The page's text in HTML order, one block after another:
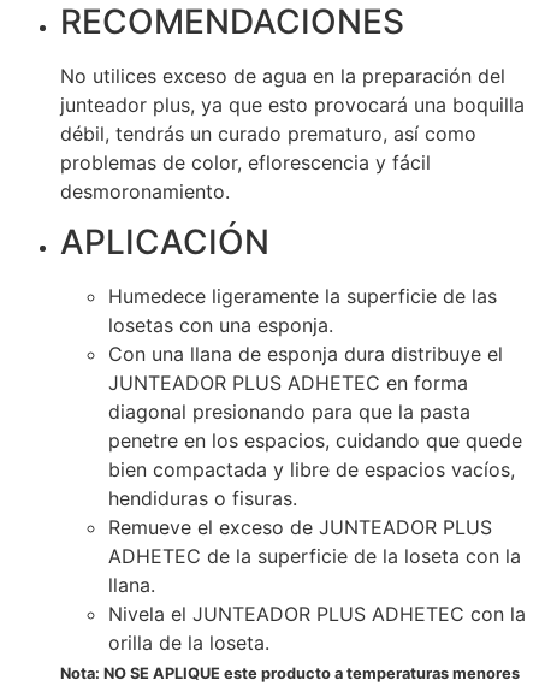
RECOMENDACIONES
No utilices exceso de agua en la preparación del
junteador plus, ya que esto provocará una boquilla
débil, tendrás un curado prematuro, así como
problemas de color, eflorescencia y fácil
desmoronamiento.
APLICACIÓN
Humedece ligeramente la superficie de las
losetas con una esponja.
Con una llana de esponja dura distribuye el
JUNTEADOR PLUS ADHETEC en forma
diagonal presionando para que la pasta
penetre en los espacios, cuidando que quede
bien compactada y libre de espacios vacíos,
hendiduras o fisuras.
Remueve el exceso de JUNTEADOR PLUS
ADHETEC de la superficie de la loseta con la
llana.
Nivela el JUNTEADOR PLUS ADHETEC con la
orilla de la loseta.
Nota: NO SE APLIQUE este producto a temperaturas menores